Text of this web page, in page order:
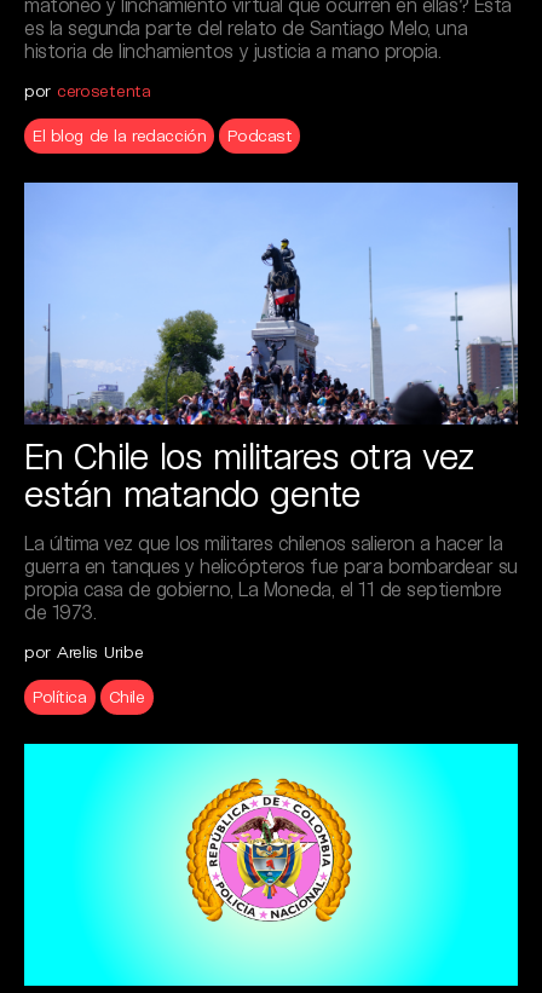
es la segunda parte del relato de Santiago Melo, una
historia de linchamientos y justicia a mano propia.
por cerosetenta
El blog de la redacción Podcast
En Chile los militares otra vez
están matando gente
La última vez que los militares chilenos salieron a hacer la
guerra en tanques y helicópteros fue para bombardear su
propia casa de gobierno, La Moneda, el 11 de septiembre
de 1973.
por Arelis Uribe
Política Chile